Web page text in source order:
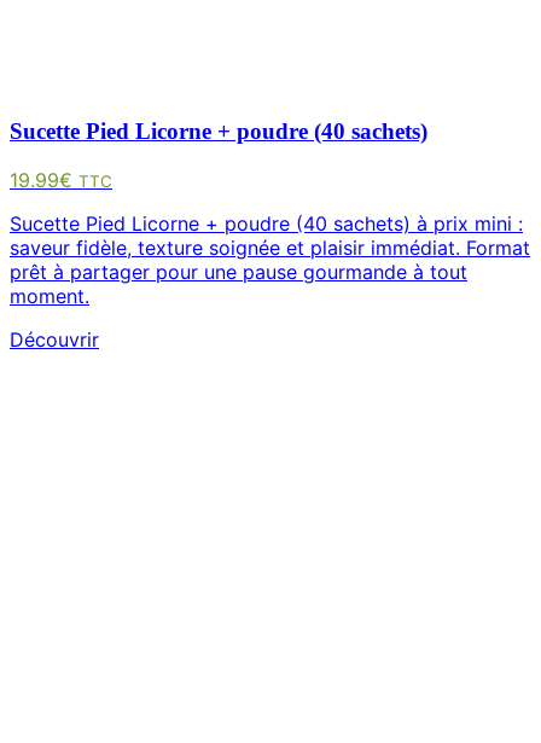
Sucette Pied Licorne + poudre (40 sachets)
19.99€ TTC
Sucette Pied Licorne + poudre (40 sachets) à prix mini :
saveur fidèle, texture soignée et plaisir immédiat. Format
prêt à partager pour une pause gourmande à tout
moment.
Découvrir